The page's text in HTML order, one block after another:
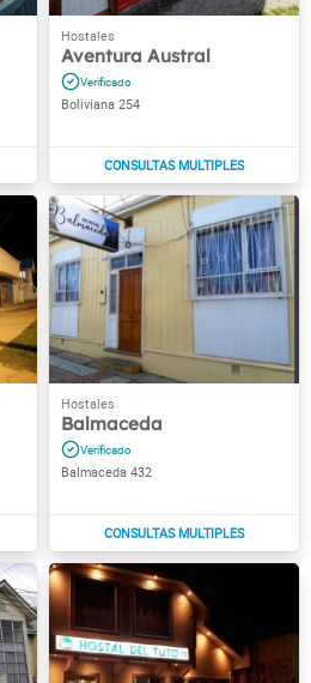
Aventura Austral
Boliviana 254
Balmaceda
Balmaceda 432